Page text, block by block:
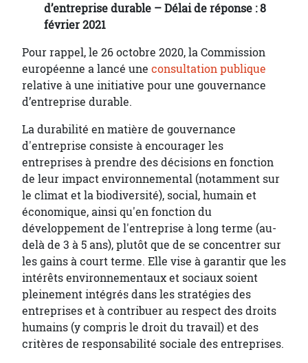
d’entreprise durable – Délai de réponse : 8
février 2021
Pour rappel, le 26 octobre 2020, la Commission
européenne a lancé une consultation publique
relative à une initiative pour une gouvernance
d’entreprise durable.
La durabilité en matière de gouvernance
d'entreprise consiste à encourager les
entreprises à prendre des décisions en fonction
de leur impact environnemental (notamment sur
le climat et la biodiversité), social, humain et
économique, ainsi qu'en fonction du
développement de l'entreprise à long terme (au-
delà de 3 à 5 ans), plutôt que de se concentrer sur
les gains à court terme. Elle vise à garantir que les
intérêts environnementaux et sociaux soient
pleinement intégrés dans les stratégies des
entreprises et à contribuer au respect des droits
humains (y compris le droit du travail) et des
critères de responsabilité sociale des entreprises.